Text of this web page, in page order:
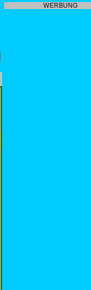
WERBUNG